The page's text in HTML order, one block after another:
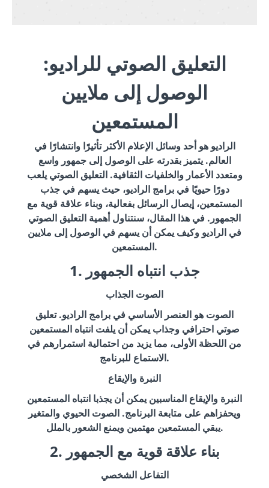
التعليق الصوتي للراديو:
الوصول إلى ملايين
المستمعين
الراديو هو أحد وسائل الإعلام الأكثر تأثيرًا وانتشارًا في
العالم. يتميز بقدرته على الوصول إلى جمهور واسع
ومتعدد الأعمار والخلفيات الثقافية. التعليق الصوتي يلعب
دورًا حيويًا في برامج الراديو، حيث يسهم في جذب
المستمعين، إيصال الرسائل بفعالية، وبناء علاقة قوية مع
الجمهور. في هذا المقال، سنتناول أهمية التعليق الصوتي
في الراديو وكيف يمكن أن يسهم في الوصول إلى ملايين
المستمعين.
1. جذب انتباه الجمهور
الصوت الجذاب
الصوت هو العنصر الأساسي في برامج الراديو. تعليق
صوتي احترافي وجذاب يمكن أن يلفت انتباه المستمعين
من اللحظة الأولى، مما يزيد من احتمالية استمرارهم في
الاستماع للبرنامج.
النبرة والإيقاع
النبرة والإيقاع المناسبين يمكن أن يجذبا انتباه المستمعين
ويحفزاهم على متابعة البرنامج. الصوت الحيوي والمتغير
يبقي المستمعين مهتمين ويمنع الشعور بالملل.
2. بناء علاقة قوية مع الجمهور
التفاعل الشخصي